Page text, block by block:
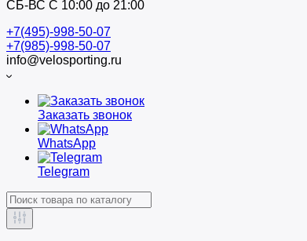
СБ-ВС С 10:00 до 21:00
+7(495)-998-50-07
+7(985)-998-50-07
info@velosporting.ru
Заказать звонок
WhatsApp
Telegram